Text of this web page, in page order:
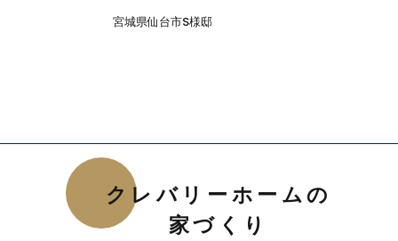
宮城県仙台市S様邸
クレバリーホームの
家づくり